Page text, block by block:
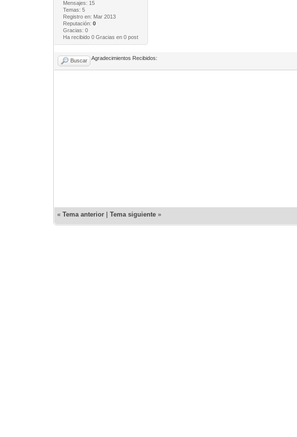
Mensajes: 15
Temas: 5
Registro en: Mar 2013
Reputación: 0
Gracias: 0
Ha recibido 0 Gracias en 0 post
Buscar Agradecimientos Recibidos:
«Tema anterior |Tema siguiente »